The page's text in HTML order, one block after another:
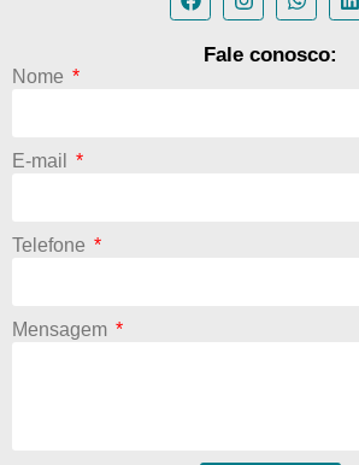
Fale conosco:
Nome
E-mail
Telefone
Mensagem